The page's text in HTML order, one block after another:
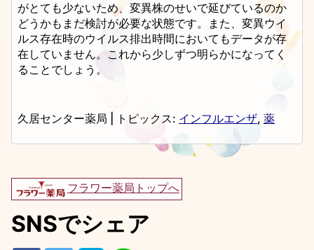
がとても少ないため、変異株のせいで延びているのか
どうかもまだ検討が必要な状態です。また、変異ウイ
ルス存在時のウイルス排出時間においてもデータが存
在していません。これから少しずつ明らかになってく
ることでしょう。
久居センター薬局 トピックス: インフルエンザ, 薬
フラワー薬局トップへ
SNSでシェア